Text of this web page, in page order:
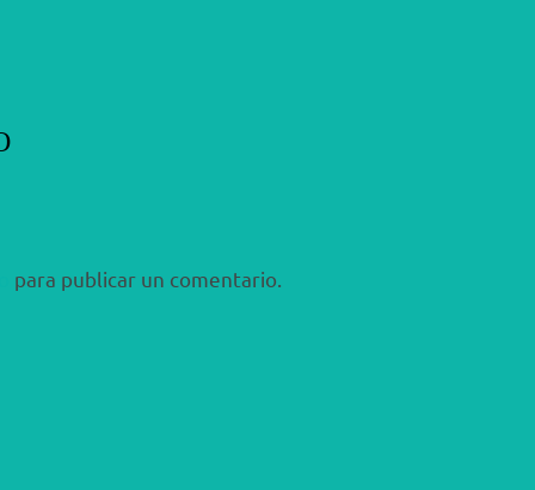
para publicar un comentario.